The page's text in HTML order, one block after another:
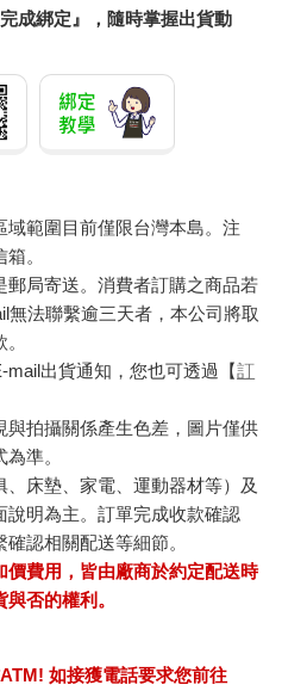
成綁定』，隨時掌握出貨動
範圍目前僅限台灣本島。注
。
郵局寄送。消費者訂購之商品若
無法聯繫逾三天者，本公司將取
mail出貨通知，您也可透過【訂
與拍攝關係產生色差，圖片僅供
準。
床墊、家電、運動器材等）及
說明為主。訂單完成收款確認
認相關配送等細節。
價費用，皆由廠商於約定配送時
否的權利。
如接獲電話要求您前往